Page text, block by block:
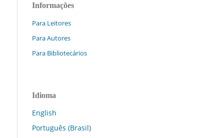
Informações
Para Leitores
Para Autores
Para Bibliotecários
Idioma
English
Português (Brasil)